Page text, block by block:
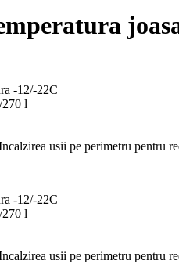
-12/-22C
l
usii pe perimetru pentru
-12/-22C
l
usii pe perimetru pentru